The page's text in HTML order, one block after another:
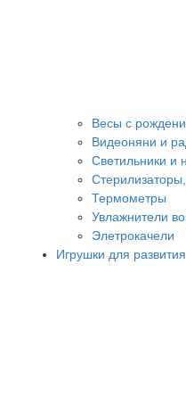
Весы с
Видеоняни и
Светильники и
Термометры
Увлажнители
Элетрокачели
Игрушки для развития